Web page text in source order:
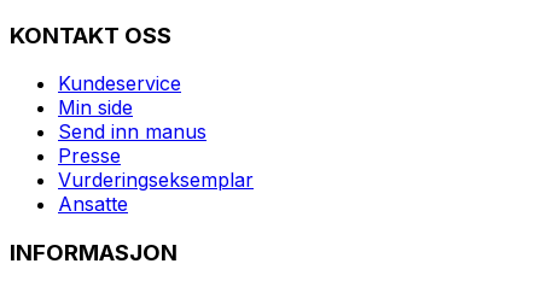
KONTAKT OSS
Kundeservice
Min side
Send inn manus
Presse
Vurderingseksemplar
Ansatte
INFORMASJON